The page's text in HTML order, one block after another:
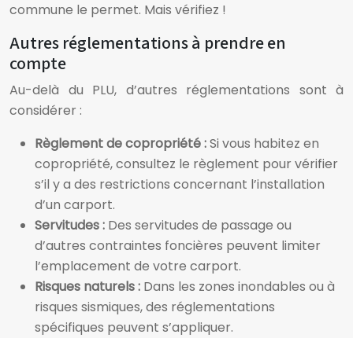
commune le permet. Mais vérifiez !
Autres réglementations à prendre en
compte
Au-delà du PLU, d’autres réglementations sont à
considérer :
Règlement de copropriété :Si vous habitez en
copropriété, consultez le règlement pour vérifier
s’il y a des restrictions concernant l’installation
d’un carport.
Servitudes : Des servitudes de passage ou
d’autres contraintes foncières peuvent limiter
l’emplacement de votre carport.
Risques naturels : Dans les zones inondables ou à
risques sismiques, des réglementations
spécifiques peuvent s’appliquer.